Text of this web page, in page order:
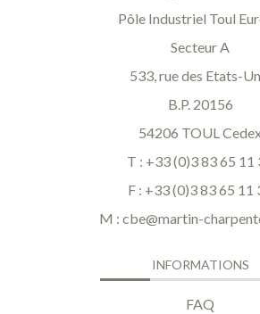
Pôle Industriel Toul
Secteur A
533, rue des Etats-
B.P. 20156
54206 TOUL
T : +33 (0)3 83 65 11
F : +33 (0)3 83 65 11
M : cbe@martin-
INFORMATIONS
FAQ